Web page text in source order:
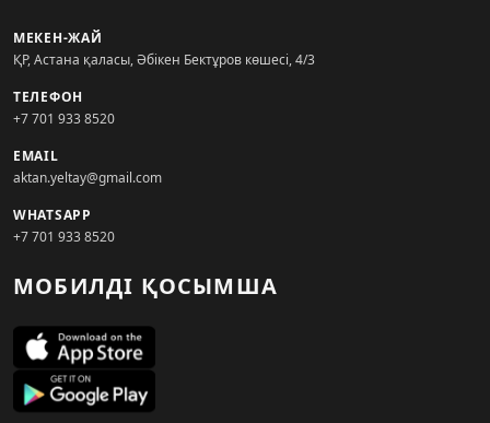
МЕКЕН-ЖАЙ
ҚР, Астана қаласы, Әбікен Бектұров көшесі, 4/3
ТЕЛЕФОН
+7 701 933 8520
EMAIL
aktan.yeltay@gmail.com
WHATSAPP
+7 701 933 8520
МОБИЛДІ ҚОСЫМША